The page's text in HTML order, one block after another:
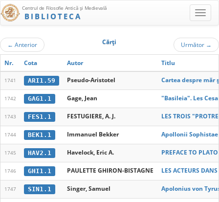
Centrul de Filosofie Antică şi Medievală
BIBLIOTECA
← Anterior Cărţi Următor →
Nr. Cota Autor Titlu
1741 ARI1.59 Pseudo-Aristotel Cartea despre măr
1742 GAG1.1 Gage, Jean "Basileia". Les
1743 FES1.1 FESTUGIERE, A. J. LES TROIS
1744 BEK1.1 Immanuel Bekker Apollonii
1745 HAV2.1 Havelock, Eric A. PREFACE TO PLATO
1746 GHI1.1 PAULETTE GHIRON-BISTAGNE LES ACTEURS
1747 SIN1.1 Singer, Samuel Apolonius von